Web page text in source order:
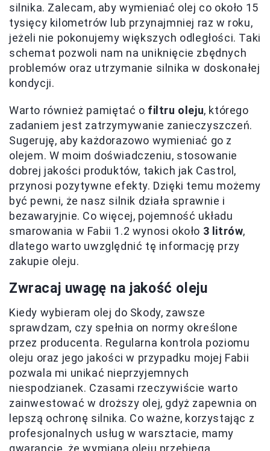
silnika. Zalecam, aby wymieniać olej co około 15
tysięcy kilometrów lub przynajmniej raz w roku,
jeżeli nie pokonujemy większych odległości. Taki
schemat pozwoli nam na uniknięcie zbędnych
problemów oraz utrzymanie silnika w doskonałej
kondycji.
Warto również pamiętać o filtru oleju, którego
zadaniem jest zatrzymywanie zanieczyszczeń.
Sugeruję, aby każdorazowo wymieniać go z
olejem. W moim doświadczeniu, stosowanie
dobrej jakości produktów, takich jak Castrol,
przynosi pozytywne efekty. Dzięki temu możemy
być pewni, że nasz silnik działa sprawnie i
bezawaryjnie. Co więcej, pojemność układu
smarowania w Fabii 1.2 wynosi około 3 litrów,
dlatego warto uwzględnić tę informację przy
zakupie oleju.
Zwracaj uwagę na jakość oleju
Kiedy wybieram olej do Skody, zawsze
sprawdzam, czy spełnia on normy określone
przez producenta. Regularna kontrola poziomu
oleju oraz jego jakości w przypadku mojej Fabii
pozwala mi unikać nieprzyjemnych
niespodzianek. Czasami rzeczywiście warto
zainwestować w droższy olej, gdyż zapewnia on
lepszą ochronę silnika. Co ważne, korzystając z
profesjonalnych usług w warsztacie, mamy
gwarancję, że wymiana oleju przebiega